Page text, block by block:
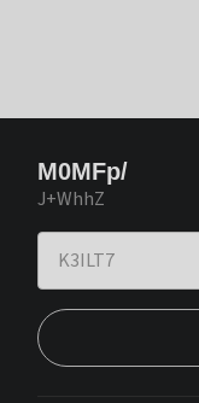
M0MFp/
J+WhhZ